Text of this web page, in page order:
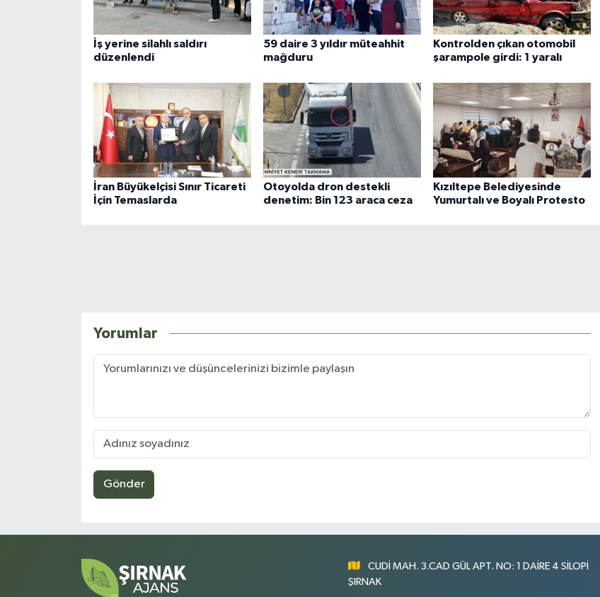
İş yerine silahlı saldırı
düzenlendi
59 daire 3 yıldır müteahhit
mağduru
Kontrolden çıkan otomobil
şarampole girdi: 1 yaralı
İran Büyükelçisi Sınır Ticareti
İçin Temaslarda
Otoyolda dron destekli
denetim: Bin 123 araca ceza
Kızıltepe Belediyesinde
Yumurtalı ve Boyalı Protesto
Yorumlar
Gönder
CUDİ MAH. 3.CAD GÜL APT. NO: 1 DAİRE 4 SİLOPİ
ŞIRNAK